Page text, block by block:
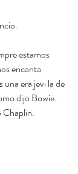
estamos
encanta
una era jevi la de
dijo Bowie.